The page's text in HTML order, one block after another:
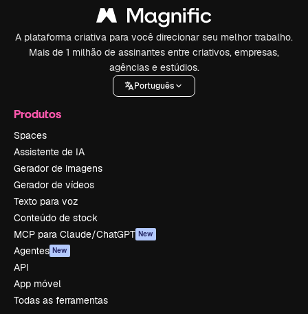
A plataforma criativa para você direcionar seu melhor trabalho.
Mais de 1 milhão de assinantes entre criativos, empresas,
agências e estúdios.
Português
Produtos
Spaces
Assistente de IA
Gerador de imagens
Gerador de vídeos
Texto para voz
Conteúdo de stock
MCP para Claude/ChatGPT New
Agentes New
API
App móvel
Todas as ferramentas